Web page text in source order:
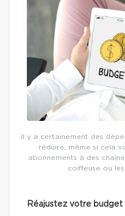
Il y a certainement des
réduire, même si cela
abonnements à des
coiffeuse ou
Réajustez votre budget